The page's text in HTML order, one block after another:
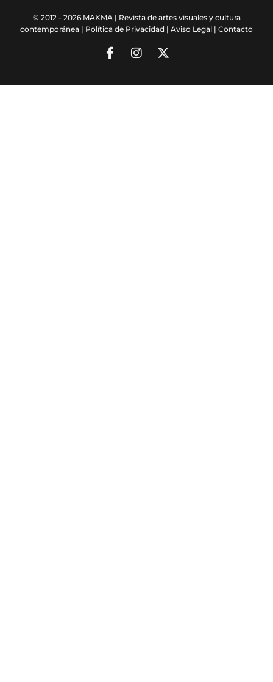
© 2012 - 2026 MAKMA | Revista de artes visuales y cultura
contemporánea | Política de Privacidad | Aviso Legal | Contacto